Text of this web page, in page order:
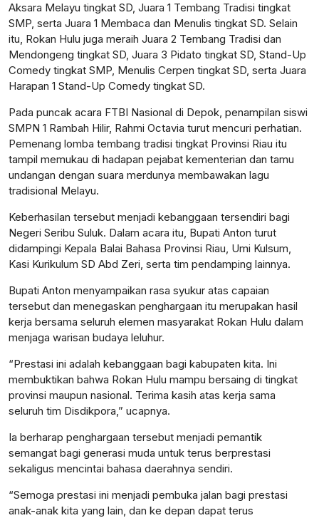
Aksara Melayu tingkat SD, Juara 1 Tembang Tradisi tingkat
SMP, serta Juara 1 Membaca dan Menulis tingkat SD. Selain
itu, Rokan Hulu juga meraih Juara 2 Tembang Tradisi dan
Mendongeng tingkat SD, Juara 3 Pidato tingkat SD, Stand-Up
Comedy tingkat SMP, Menulis Cerpen tingkat SD, serta Juara
Harapan 1 Stand-Up Comedy tingkat SD.
Pada puncak acara FTBI Nasional di Depok, penampilan siswi
SMPN 1 Rambah Hilir, Rahmi Octavia turut mencuri perhatian.
Pemenang lomba tembang tradisi tingkat Provinsi Riau itu
tampil memukau di hadapan pejabat kementerian dan tamu
undangan dengan suara merdunya membawakan lagu
tradisional Melayu.
Keberhasilan tersebut menjadi kebanggaan tersendiri bagi
Negeri Seribu Suluk. Dalam acara itu, Bupati Anton turut
didampingi Kepala Balai Bahasa Provinsi Riau, Umi Kulsum,
Kasi Kurikulum SD Abd Zeri, serta tim pendamping lainnya.
Bupati Anton menyampaikan rasa syukur atas capaian
tersebut dan menegaskan penghargaan itu merupakan hasil
kerja bersama seluruh elemen masyarakat Rokan Hulu dalam
menjaga warisan budaya leluhur.
“Prestasi ini adalah kebanggaan bagi kabupaten kita. Ini
membuktikan bahwa Rokan Hulu mampu bersaing di tingkat
provinsi maupun nasional. Terima kasih atas kerja sama
seluruh tim Disdikpora,” ucapnya.
Ia berharap penghargaan tersebut menjadi pemantik
semangat bagi generasi muda untuk terus berprestasi
sekaligus mencintai bahasa daerahnya sendiri.
“Semoga prestasi ini menjadi pembuka jalan bagi prestasi
anak-anak kita yang lain, dan ke depan dapat terus